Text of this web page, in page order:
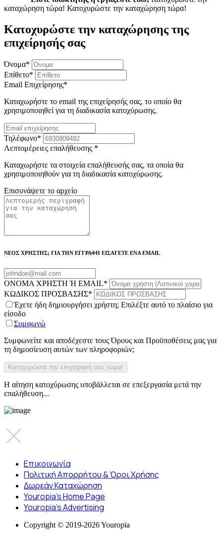
καταχώρηση τώρα! Κατοχυρώστε την καταχώρηση τώρα!
Κατοχυρώστε την καταχώρησης της
επιχείρησής σας
Όνομα*
Επίθετο*
Email Επιχείρησης*
Καταχωρήστε το email της επιχείρησής σας, το οποίο θα
χρησιμοποιηθεί για τη διαδικασία κατοχύρωσης.
Τηλέφωνο*
Λεπτομέρειες επαλήθευσης *
Καταχωρήστε τα στοιχεία επαλήθευσής σας, τα οποία θα
χρησιμοποιηθούν για τη διαδικασία κατοχύρωσης.
Επισυνάψετε το αρχείο
ΝΕΟΣ ΧΡΗΣΤΗΣ; ΓΙΑ ΤΗΝ ΕΓΓΡΑΦΗ ΕΙΣΑΓΕΤΕ ΕΝΑ EMAIL
ΟΝΟΜΑ ΧΡΗΣΤΗ Ή EMAIL*
ΚΩΔΙΚΟΣ ΠΡΟΣΒΑΣΗΣ*
Έχετε ήδη δημιουργήσει χρήστη; Επιλέξτε αυτό το πλαίσιο για
είσοδο
Συμφωνώ
Συμφωνείτε και αποδέχεστε τους Όρους και Προϋποθέσεις μας για
τη δημοσίευση αυτών των πληροφοριών;
Η αίτηση κατοχύρωσης υποβάλλεται σε επεξεργασία μετά την
επαλήθευση...
Επικοινωνία
Πολιτική Απορρήτου & Όροι Χρήσης
Δωρεάν Καταχώρηση
Youropia’s Home Page
Youropia’s Advertising
Copyright © 2019-2026 Youropia